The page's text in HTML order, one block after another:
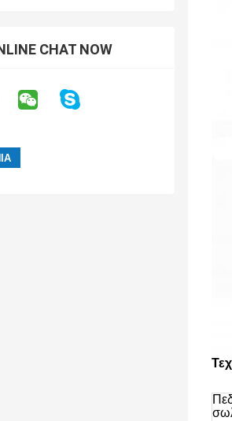
CHAT NOW